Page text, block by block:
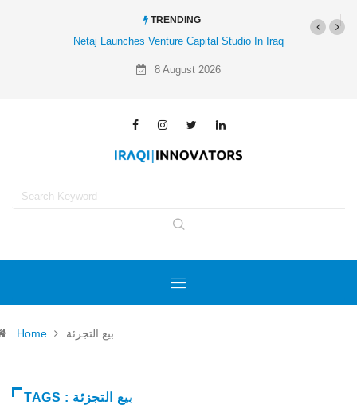
TRENDING
Netaj Launches Venture Capital Studio In Iraq
8 August 2026
Home بيع التجزئة
TAGS : بيع التجزئة